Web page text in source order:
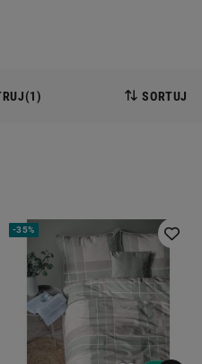
(1) SORTUJ
-35%